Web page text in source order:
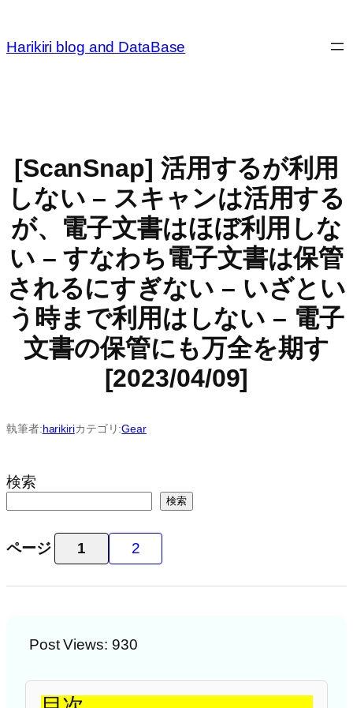
を
Harikiri blog and DataBase
[ScanSnap] 活用するが利用
しない – スキャンは活用する
が、電子文書はほぼ利用しな
い – すなわち電子文書は保管
されるにすぎない – いざとい
う時まで利用はしない – 電子
文書の保管にも万全を期す
[2023/04/09]
執筆者:harikiriカテゴリ:Gear
検索
検索
ページ 1 2
Post Views: 930